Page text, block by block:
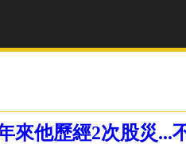
來他歷經2次股災...